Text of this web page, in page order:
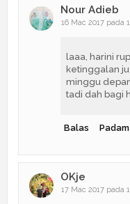
Nour Adieb
16 Mac 2017 pada
laaa, harini
ketinggalan
minggu
tadi dah bagi
Balas Padam
OKje
17 Mac 2017 pada